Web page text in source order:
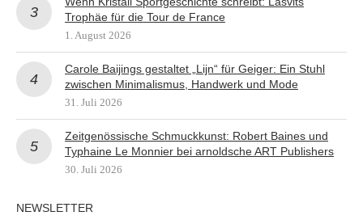
Trophäe für die Tour de France
1. August 2026
Carole Baijings gestaltet „Lijn“ für Geiger: Ein Stuhl
zwischen Minimalismus, Handwerk und Mode
31. Juli 2026
Zeitgenössische Schmuckkunst: Robert Baines und
Typhaine Le Monnier bei arnoldsche ART Publishers
30. Juli 2026
NEWSLETTER